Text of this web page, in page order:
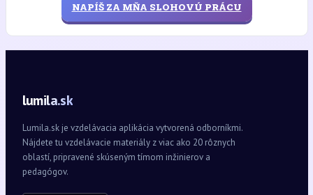
NAPÍŠ ZA MŇA SLOHOVÚ PRÁCU
lumila.sk
Lumila.sk je vzdelávacia aplikácia vytvorená odborníkmi.
Nájdete tu vzdelávacie materiály z viac ako 20 rôznych
oblastí, pripravené skúseným tímom inžinierov a
pedagógov.